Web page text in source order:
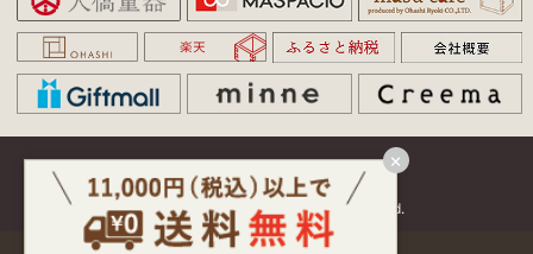
×
Copyright(C) 大橋量器. All rights reserved.